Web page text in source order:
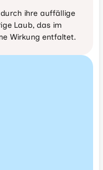
ihre auffällige
Laub, das im
Wirkung entfaltet.